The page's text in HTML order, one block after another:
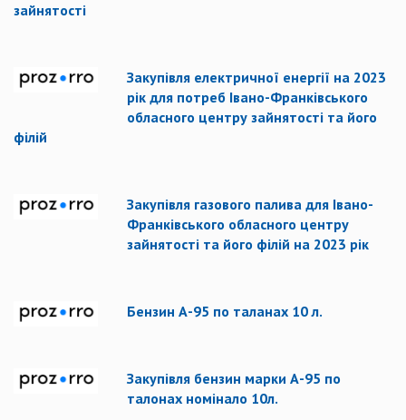
зайнятості
Закупівля електричної енергії на 2023
рік для потреб Івано-Франківського
обласного центру зайнятості та його
філій
Закупівля газового палива для Івано-
Франківського обласного центру
зайнятості та його філій на 2023 рік
Бензин А-95 по таланах 10 л.
Закупівля бензин марки А-95 по
талонах номінало 10л.